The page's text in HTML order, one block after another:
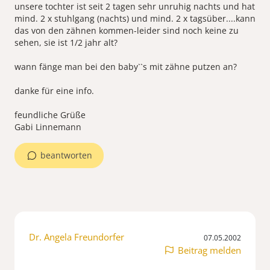
unsere tochter ist seit 2 tagen sehr unruhig nachts und hat
mind. 2 x stuhlgang (nachts) und mind. 2 x tagsüber....kann
das von den zähnen kommen-leider sind noch keine zu
sehen, sie ist 1/2 jahr alt?
wann fänge man bei den baby``s mit zähne putzen an?
danke für eine info.
feundliche Grüße
Gabi Linnemann
beantworten
Dr. Angela Freundorfer 07.05.2002
Beitrag melden